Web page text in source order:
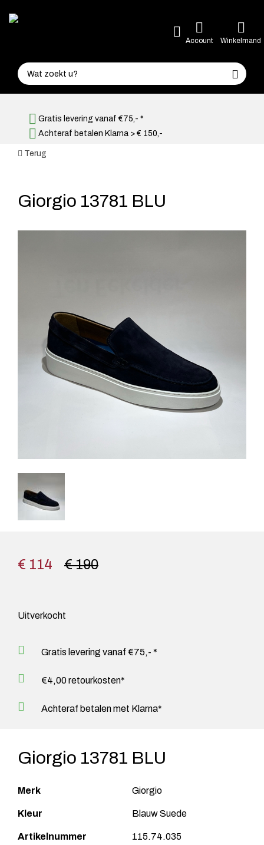
Account Winkelmand
Gratis levering vanaf €75,- *
Achteraf betalen Klarna > € 150,-
Terug
Giorgio 13781 BLU
€ 190
€ 114
Uitverkocht
Gratis levering vanaf €75,- *
€4,00 retourkosten*
Achteraf betalen met Klarna*
Giorgio 13781 BLU
Merk Giorgio
Kleur Blauw Suede
Artikelnummer 115.74.035